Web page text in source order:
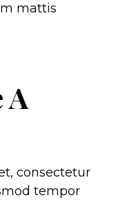
mattis
A
consectetur
tempor